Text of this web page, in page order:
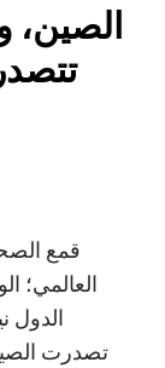
الصين،
قمع
العالمي؛
تصدرت